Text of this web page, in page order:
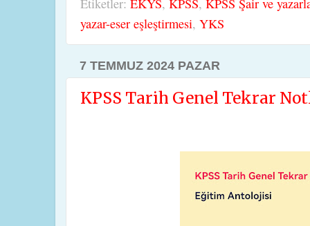
yazar-eser eşleştirmesi, YKS
7 TEMMUZ 2024 PAZAR
KPSS Tarih Genel Tekrar